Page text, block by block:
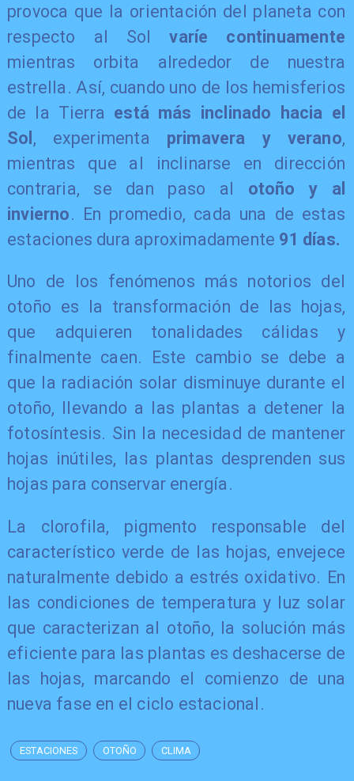
provoca que la orientación del planeta con
respecto al Solvaríe continuamente
mientras orbita alrededor de nuestra
estrella. Así, cuando uno de los hemisferios
de la Tierra está más inclinado hacia el
Sol , experimenta primavera y verano,
mientras que al inclinarse en dirección
contraria, se dan paso al otoño y al
invierno. En promedio, cada una de estas
estaciones dura aproximadamente 91 días.
​Uno de los fenómenos más notorios del
otoño es la transformación de las hojas,
que adquieren tonalidades cálidas y
finalmente caen. Este cambio se debe a
que la radiación solar disminuye durante el
otoño, llevando a las plantas a detener la
fotosíntesis. Sin la necesidad de mantener
hojas inútiles, las plantas desprenden sus
hojas para conservar energía.
​La clorofila, pigmento responsable del
característico verde de las hojas, envejece
naturalmente debido a estrés oxidativo. En
las condiciones de temperatura y luz solar
que caracterizan al otoño, la solución más
eficiente para las plantas es deshacerse de
las hojas, marcando el comienzo de una
nueva fase en el ciclo estacional.
ESTACIONES OTOÑO CLIMA